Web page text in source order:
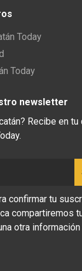
Today
Today
newsletter
Recibe en
confirmar tu
compartiremos
otra